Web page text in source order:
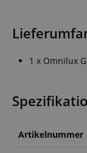
1 x Omnilux
Artikelnummer